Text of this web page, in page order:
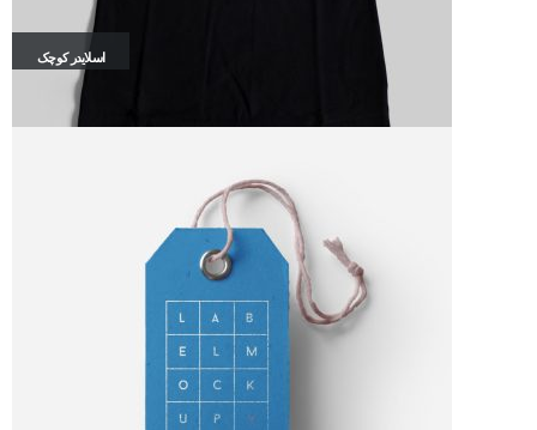
اسلایدر کوچک